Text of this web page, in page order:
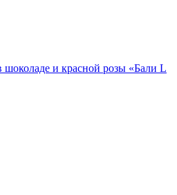
и красной розы «Бали L